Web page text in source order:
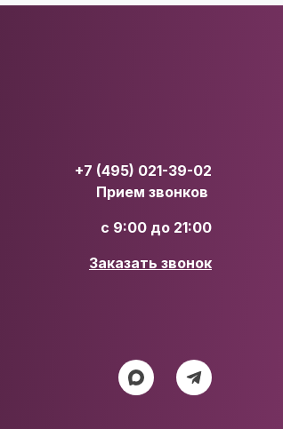
+7 (495) 021-39-02
Прием звонков
с 9:00 до 21:00
Заказать звонок